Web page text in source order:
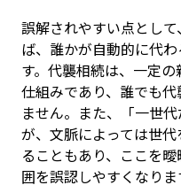
誤解されやすい点とし
ば、誰かが自動的に代
す。代襲相続は、一定
仕組みであり、誰でも
ません。また、「一世
が、文脈によっては世
ることもあり、ここを
囲を誤認しやすくなりま